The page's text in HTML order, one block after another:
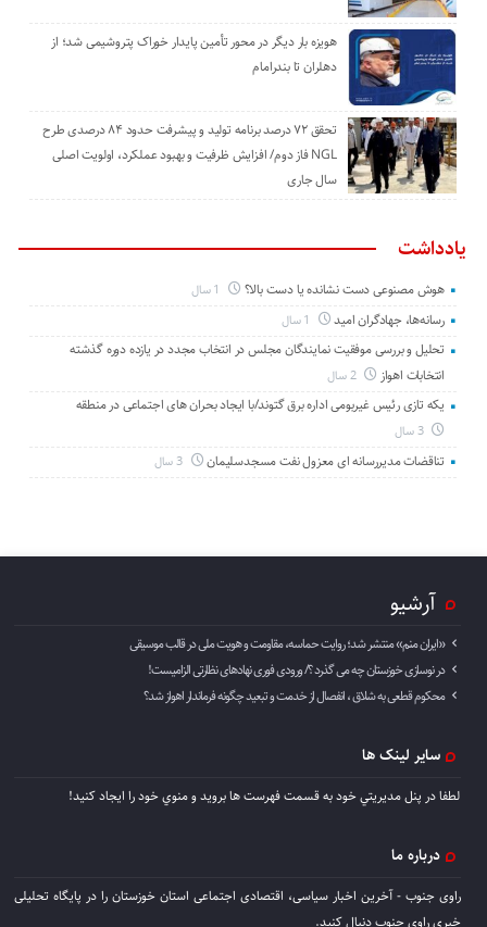
هویزه بار دیگر در محور تأمین پایدار خوراک پتروشیمی شد؛ از
دهلران تا بندرامام
تحقق ۷۲ درصد برنامه تولید و پیشرفت حدود ۸۴ درصدی طرح
NGL فاز دوم/ افزایش ظرفیت و بهبود عملکرد، اولویت اصلی
سال جاری
یادداشت
هوش مصنوعی دست نشانده یا دست بالا؟
رسانه‌ها، جهادگران امید
تحلیل و بررسی موفقیت نمایندگان مجلس در انتخاب مجدد در یازده دوره گذشته
انتخابات اهواز
2 سال
یکه تازی رئیس غیربومی اداره برق گتوند/با ایجاد بحران های اجتماعی در منطقه
3 سال
تناقضات مدیررسانه ای معزول نفت مسجدسلیمان 3 سال
آرشیو
«ایران منم» منتشر شد؛ روایت حماسه، مقاومت و هویت ملی در قالب موسیقی
در نوسازی خوزستان چه می گذرد ؟/ ورودی فوری نهادهای نظارتی الزامیست!
محکوم قطعی به شلاق ، انفصال از خدمت و تبعید چگونه فرماندار اهواز شد؟
سایر لینک ها
لطفا در پنل مديريتي خود به قسمت فهرست ها برويد و منوي خود را ايجاد كنيد!
درباره ما
راوی جنوب - آخرین اخبار سیاسی، اقتصادی اجتماعی استان خوزستان را در پایگاه تحلیلی
خبری راوی جنوب دنبال کنید.